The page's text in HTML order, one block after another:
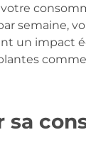
semaine,
un impact
comme
sa